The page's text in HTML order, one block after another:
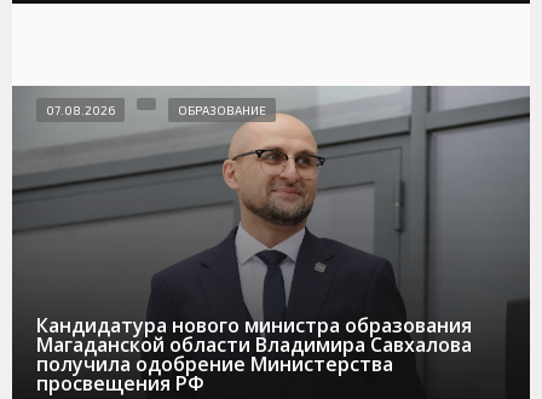
Кандидатура нового министра образования
Магаданской области Владимира Савхалова
получила одобрение Министерства
просвещения РФ
07.08.2026 ОБРАЗОВАНИЕ